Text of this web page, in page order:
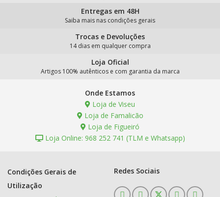
Entregas em 48H
Saiba mais nas condições gerais
Trocas e Devoluções
14 dias em qualquer compra
Loja Oficial
Artigos 100% autênticos e com garantia da marca
Onde Estamos
Loja de Viseu
Loja de Famalicão
Loja de Figueiró
Loja Online: 968 252 741 (TLM e Whatsapp)
Condições Gerais de
Utilização
Redes Sociais